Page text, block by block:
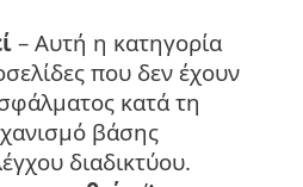
– Αυτή η κατηγορία
που δεν έχουν
σφάλματος κατά τη
βάσης
διαδικτύου.